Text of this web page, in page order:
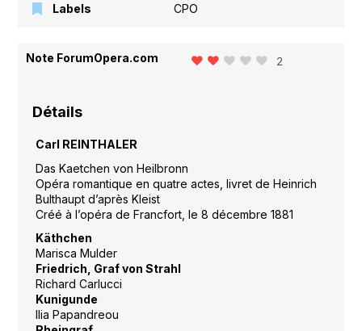
Labels CPO
Note ForumOpera.com 2
Détails
Carl REINTHALER
Das Kaetchen von Heilbronn
Opéra romantique en quatre actes, livret de Heinrich
Bulthaupt d’après Kleist
Créé à l’opéra de Francfort, le 8 décembre 1881
Käthchen
Marisca Mulder
Friedrich, Graf von Strahl
Richard Carlucci
Kunigunde
Ilia Papandreou